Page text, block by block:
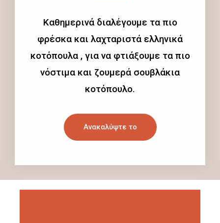
Καθημερινά διαλέγουμε τα πιο
φρέσκα και λαχταριστά ελληνικά
κοτόπουλα , για να φτιάξουμε τα πιο
νόστιμα και ζουμερά σουβλάκια
κοτόπουλο.
Ανακαλύψτε το